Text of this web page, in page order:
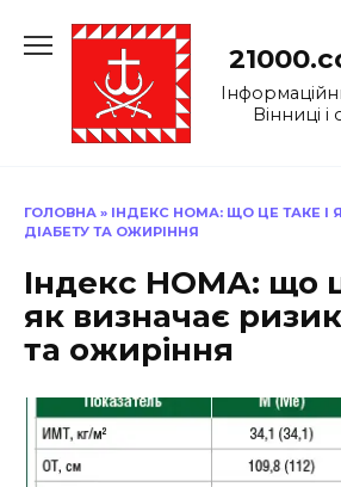
до
Вінниці і
ГОЛОВНА » ІНДЕКС НОМА: ЩО ЦЕ ТАКЕ І
ДІАБЕТУ ТА ОЖИРІННЯ
Індекс НОМА: що
як визначає
та ожиріння